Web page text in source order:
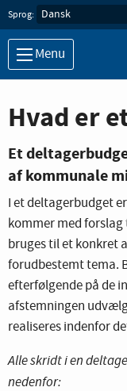
Sprog:
Menu
Hvad er
Et
af kommunale
I et deltagerbudget
kommer med
bruges til et konkret
forudbestemt tema.
efterfølgende på de
afstemningen
realiseres indenfor
Alle skridt i en
nedenfor: